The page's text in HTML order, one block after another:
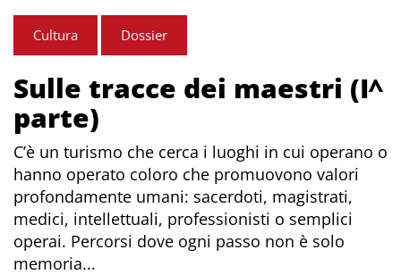
Cultura Dossier
Sulle tracce dei maestri (I^
parte)
C’è un turismo che cerca i luoghi in cui operano o
hanno operato coloro che promuovono valori
profondamente umani: sacerdoti, magistrati,
medici, intellettuali, professionisti o semplici
operai. Percorsi dove ogni passo non è solo
memoria...